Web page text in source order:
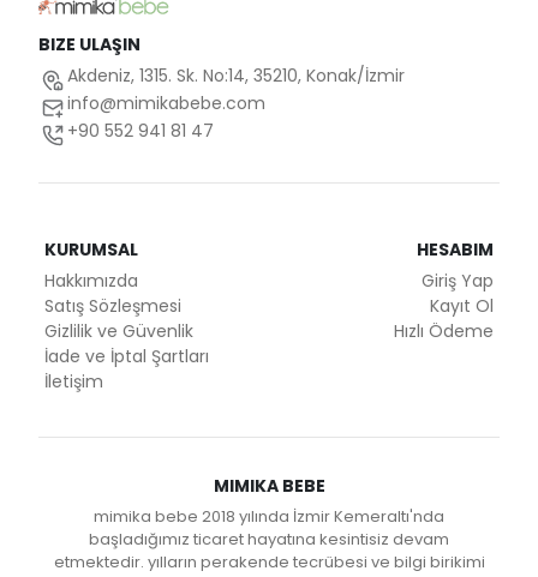
BIZE ULAŞIN
Akdeniz, 1315. Sk. No:14, 35210, Konak/İzmir
info@mimikabebe.com
+90 552 941 81 47
KURUMSAL
Hakkımızda
Satış Sözleşmesi
Gizlilik ve Güvenlik
İade ve İptal Şartları
İletişim
HESABIM
Giriş Yap
Kayıt Ol
Hızlı Ödeme
MIMIKA BEBE
mimika bebe 2018 yılında İzmir Kemeraltı'nda
başladığımız ticaret hayatına kesintisiz devam
etmektedir. yılların perakende tecrübesi ve bilgi birikimi